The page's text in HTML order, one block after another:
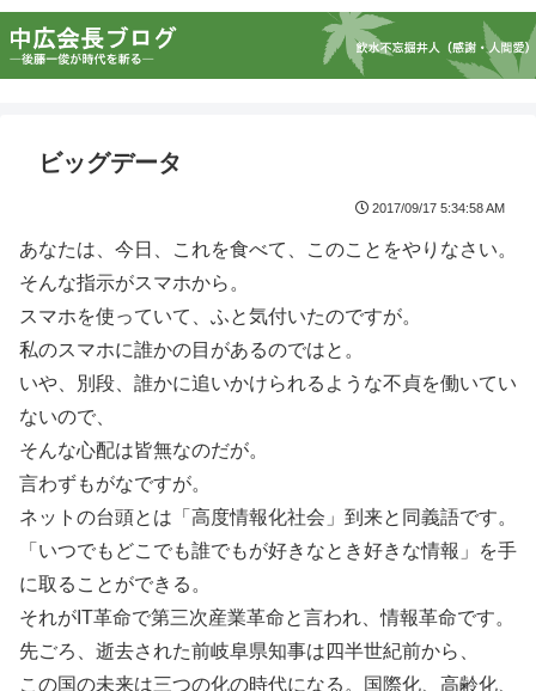
ビッグデータ
2017/09/17 5:34:58 AM
あなたは、今日、これを食べて、このことをやりなさい。
そんな指示がスマホから。
スマホを使っていて、ふと気付いたのですが。
私のスマホに誰かの目があるのではと。
いや、別段、誰かに追いかけられるような不貞を働いてい
ないので、
そんな心配は皆無なのだが。
言わずもがなですが。
ネットの台頭とは「高度情報化社会」到来と同義語です。
「いつでもどこでも誰でもが好きなとき好きな情報」を手
に取ることができる。
それがIT革命で第三次産業革命と言われ、情報革命です。
先ごろ、逝去された前岐阜県知事は四半世紀前から、
この国の未来は三つの化の時代になる。国際化、高齢化、